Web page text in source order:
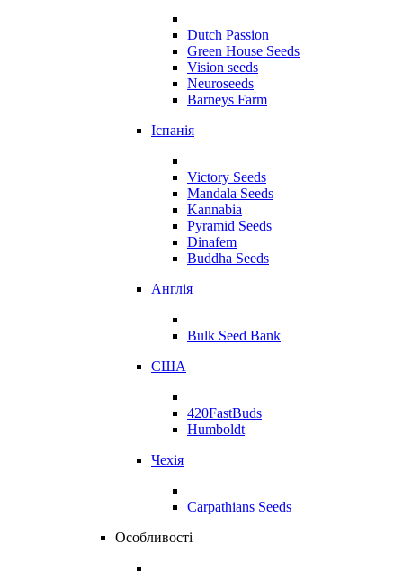
Dutch Passion
Green House Seeds
Vision seeds
Neuroseeds
Barneys Farm
Іспанія
Victory Seeds
Mandala Seeds
Kannabia
Pyramid Seeds
Dinafem
Buddha Seeds
Англія
Bulk Seed Bank
США
420FastBuds
Humboldt
Чехія
Carpathians Seeds
Особливості